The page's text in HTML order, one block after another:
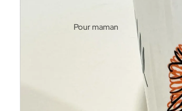
Pour maman
Pour les mamies/papis
Petits prix / destock'